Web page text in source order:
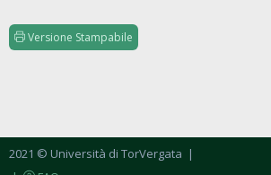
Versione Stampabile
2021 © Università di TorVergata |